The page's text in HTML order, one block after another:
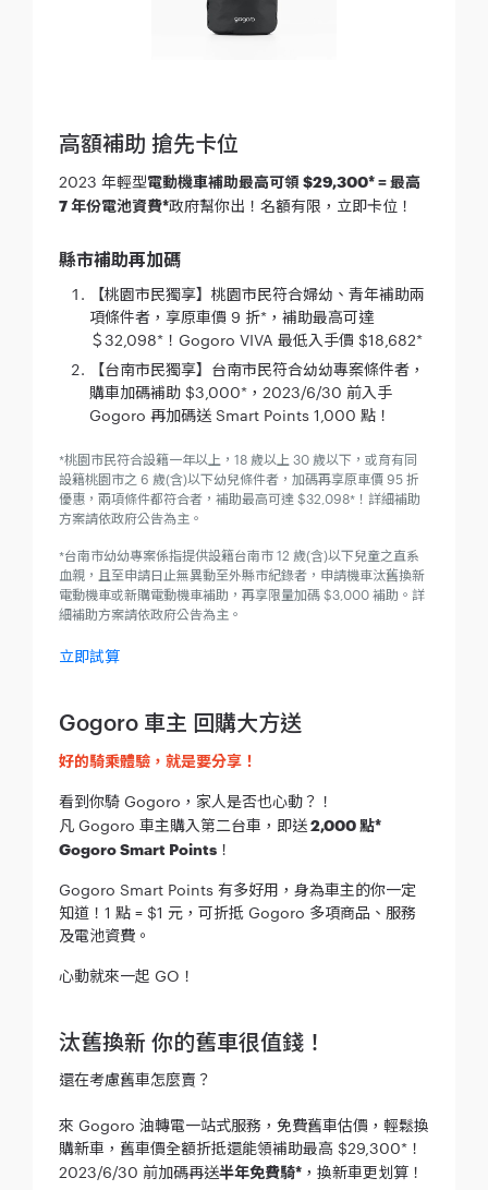
高額補助 搶先卡位
2023 年輕型電動機車補助最高可領 $29,300* = 最高
7 年份電池資費*政府幫你出！名額有限，立即卡位！
縣市補助再加碼
【桃園市民獨享】桃園市民符合婦幼、青年補助兩
項條件者，享原車價 9 折*，補助最高可達
＄32,098*！Gogoro VIVA 最低入手價 $18,682*
【台南市民獨享】台南市民符合幼幼專案條件者，
購車加碼補助 $3,000*，2023/6/30 前入手
Gogoro 再加碼送 Smart Points 1,000 點！
*桃園市民符合設籍一年以上，18 歲以上 30 歲以下，或育有同
設籍桃園市之 6 歲(含)以下幼兒條件者，加碼再享原車價 95 折
優惠，兩項條件都符合者，補助最高可達 $32,098*！詳細補助
方案請依政府公告為主。
*台南市幼幼專案係指提供設籍台南市 12 歲(含)以下兒童之直系
血親，且至申請日止無異動至外縣市紀錄者，申請機車汰舊換新
電動機車或新購電動機車補助，再享限量加碼 $3,000 補助。詳
細補助方案請依政府公告為主。
立即試算
Gogoro 車主 回購大方送
好的騎乘體驗，就是要分享！
看到你騎 Gogoro，家人是否也心動？！
凡 Gogoro 車主購入第二台車，即送2,000 點*
Gogoro Smart Points ！
Gogoro Smart Points 有多好用，身為車主的你一定
知道！1 點 = $1 元，可折抵 Gogoro 多項商品、服務
及電池資費。
心動就來一起 GO！
汰舊換新 你的舊車很值錢！
還在考慮舊車怎麼賣？
來 Gogoro 油轉電一站式服務，免費舊車估價，輕鬆換
購新車，舊車價全額折抵還能領補助最高 $29,300*！
2023/6/30 前加碼再送半年免費騎* ，換新車更划算！